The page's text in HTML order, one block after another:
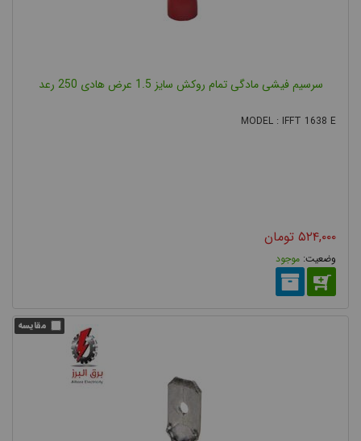
سرسیم فیشی مادگی تمام روکش سایز 1.5 عرض هادی 250 رعد
MODEL : IFFT 1638 E
۵۲۴,۰۰۰ تومان
موجود